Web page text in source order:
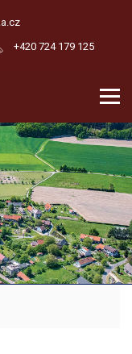
+420 724 179 125